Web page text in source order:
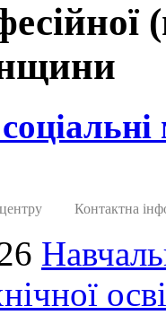
Контактна